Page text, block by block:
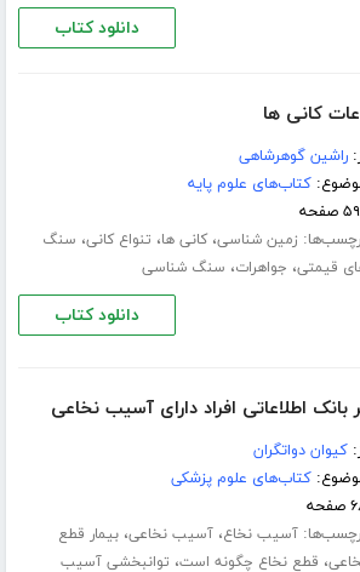
دانلود کتاب
کانی ها
راشین گوهرشاهی
کتاب‌های علوم پایه
صفحه
زمین شناسی،کانی ها، تنواع کانی، سنگ
قیمتی، جواهرات، سنگ شناسی
دانلود کتاب
بانک اطلاعاتی افراد دارای آسیب نخاعی
کیوان دواتگران
کتاب‌های علوم پزشکی
آسیب نخاع،آسیب نخاعی،بیمار قطع
، قطع نخاع چگونه است، توانبخشی آسیب